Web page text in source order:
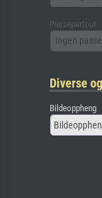
Passepartout
Ingen
Diverse
Bildeoppheng